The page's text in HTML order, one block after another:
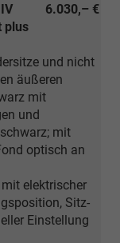
6.030,– €
plus
und nicht
äußeren
mit
und
mit
optisch an
elektrischer
Sitz-
Einstellung